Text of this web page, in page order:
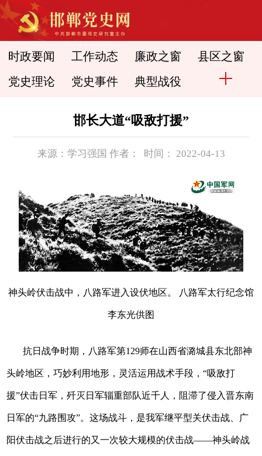
时政要闻 工作动态 廉政之窗 县区之窗
党史理论 党史事件 典型战役
邯长大道“吸敌打援”
来源：学习强国 作者： 时间： 2022-04-13
神头岭伏击战中，八路军进入设伏地区。 八路军太行纪念馆
李东光供图
抗日战争时期，八路军第129师在山西省潞城县东北部神
头岭地区，巧妙利用地形，灵活运用战术手段，“吸敌打
援”伏击日军，歼灭日军辎重部队近千人，阻滞了侵入晋东南
日军的“九路围攻”。这场战斗，是我军继平型关伏击战、广
阳伏击战之后进行的又一次较大规模的伏击战——神头岭战